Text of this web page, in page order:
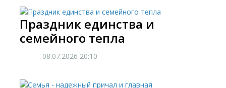
Праздник единства и
семейного тепла
08.07.2026 20:10